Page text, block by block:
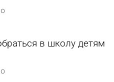
в школу детям